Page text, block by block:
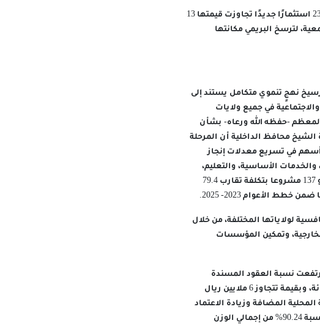
وأكد سعادته أن اللامركزية مكّنت المحافظة من تعزيز كفاءة التخطيط والتنفيذ وجذب 23 استثمارًا جديدًا تجاوزت قيمتها 13
لترسخ البريمي مكانتها
نهجٍ تنموي متكامل يستند إلى
في جميع ولايات
-حفظه الله ورعاه- بشأن
محافظ الداخلية أن المرحلة
أسهم في تسريع معدلات إنجاز
الأساسية، والتعليم،
والصحة، وسجلت المحافظة تنفيذا لمشروعات بلغ مجموعها حتى نهاية أكتوبر 2025 نحو 137 مشروعا بتكلفة تقارب 79.4
الأعوام 2023- 2025.
لولاياتها المختلفة، من خلال
وتمكين المؤسسات
نسبة العقود المسندة
للمؤسسات الصغيرة والمتوسطة على مستوى المحافظة خلال عام 2025 إلى 51.7 بالمائة، وبقيمة تتجاوز 6 ملايين ريال
المضافة وزيادة الاعتماد
على الموردين المحليين في مشاريع البنية الأساسية والخدمات، كما حققت المحافظة نسبة 90.24% من إجمالي الوزن